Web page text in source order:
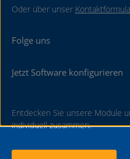
Oder über unser
Folge uns
Jetzt Software konfigurieren
Entdecken Sie unsere Module
individuell zusammen.